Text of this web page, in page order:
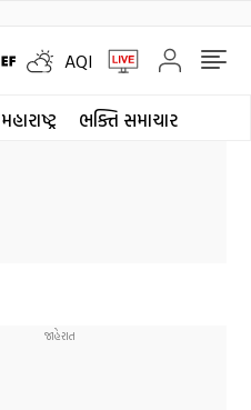
AQI
મહારાષ્ટ્ર ભક્તિ સમાચાર